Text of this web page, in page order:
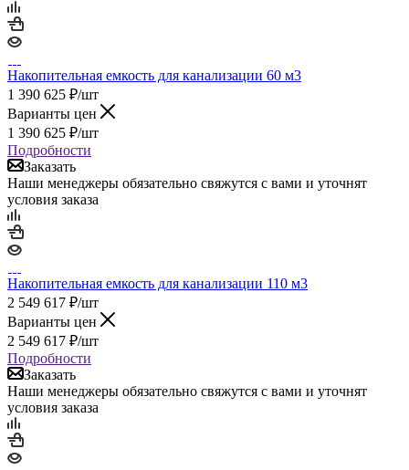
Накопительная емкость для канализации 60 м3
1 390 625 ₽/шт
Варианты цен
1 390 625 ₽/шт
Подробности
Заказать
Наши менеджеры обязательно свяжутся с вами и уточнят
условия заказа
Накопительная емкость для канализации 110 м3
2 549 617 ₽/шт
Варианты цен
2 549 617 ₽/шт
Подробности
Заказать
Наши менеджеры обязательно свяжутся с вами и уточнят
условия заказа